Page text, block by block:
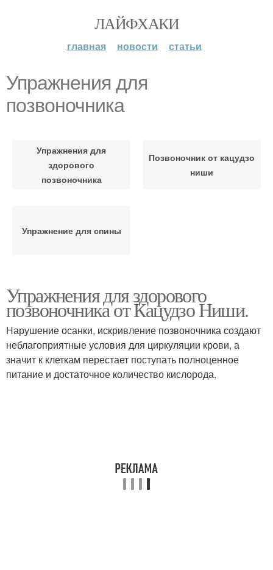
ЛАЙФХАКИ
главная новости статьи
Упражнения для
позвоночника
Упражнения для
здорового
позвоночника
Позвоночник от кацудзо
ниши
Упражнение для спины
Упражнения для здорового
позвоночника от Кацудзо Ниши.
Нарушение осанки, искривление позвоночника создают
неблагоприятные условия для циркуляции крови, а
значит к клеткам перестает поступать полноценное
питание и достаточное количество кислорода.